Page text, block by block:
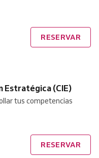
RESERVAR
Estratégica (CIE)
tus competencias
RESERVAR